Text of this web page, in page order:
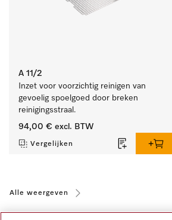
A 11/2
Inzet voor voorzichtig reinigen van
gevoelig spoelgoed door breken
reinigingsstraal.
94,00 € excl. BTW
Vergelijken
Alle weergeven